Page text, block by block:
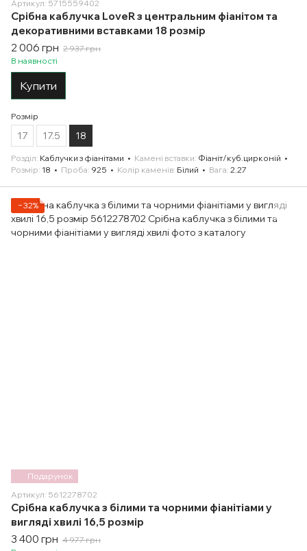
Артикул: 5715559402
Срібна каблучка LoveR з центральним фіанітом та
декоративними вставками 18 розмір
2 006 грн 2 937 грн
В наявності
Купити
Розмір
17 17.5 18
Розділ Каблучки з фіанітами Камені вставки Фіаніт/куб.цирконій
Розмір 18 Проба 925 Колір каменів Білий Вага 2.27
Подарунок
−32%
Артикул: 5612278702
Срібна каблучка з білими та чорними фіанітіами у
вигляді хвилі 16,5 розмір
3 400 грн 4 977 грн